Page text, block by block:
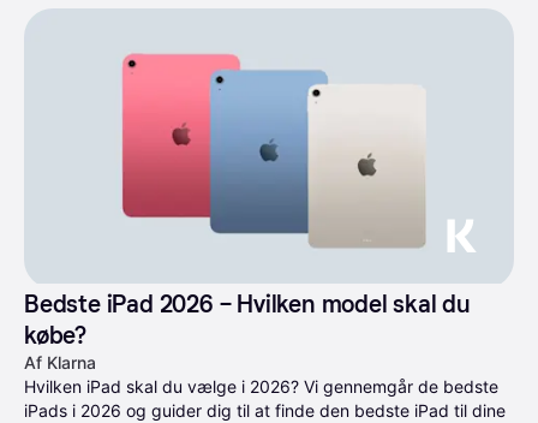
Bedste iPad 2026 – Hvilken model skal du
købe?
Af Klarna
Hvilken iPad skal du vælge i 2026? Vi gennemgår de bedste
iPads i 2026 og guider dig til at finde den bedste iPad til dine